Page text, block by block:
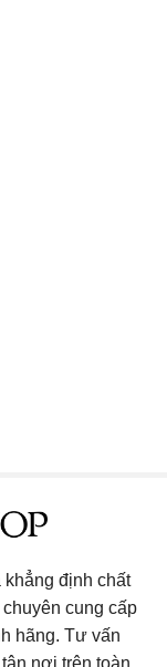
khẳng định chất
cung cấp
hãng. Tư vấn
nơi trên toàn